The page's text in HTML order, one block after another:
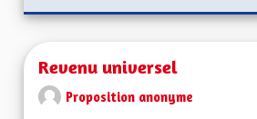
Revenu universel
Proposition anonyme